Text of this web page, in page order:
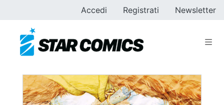
Accedi Registrati Newsletter